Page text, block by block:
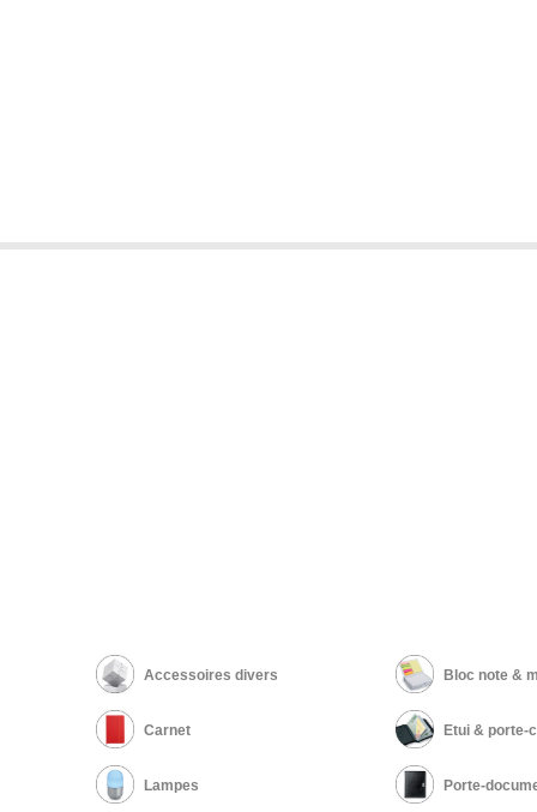
Accessoires divers Bloc note &
Carnet Etui & porte-
Lampes Porte-